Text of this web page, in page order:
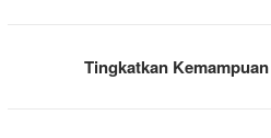
Tingkatkan